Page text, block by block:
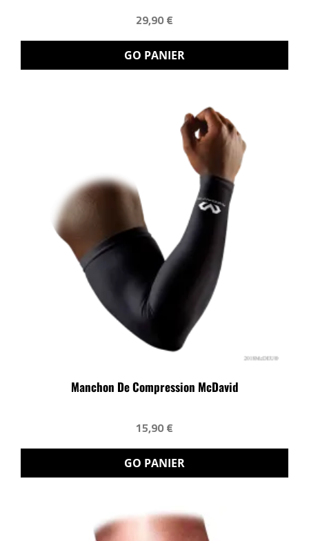
29,90 €
GO PANIER
Manchon De Compression McDavid
15,90 €
GO PANIER